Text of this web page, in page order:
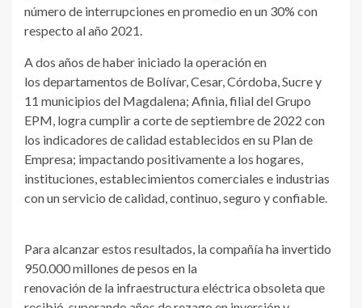
número de interrupciones en promedio en un 30% con
respecto al año 2021.
A dos años de haber iniciado la operación en
los departamentos de Bolívar, Cesar, Córdoba, Sucre y
11 municipios del Magdalena; Afinia, filial del Grupo
EPM, logra cumplir a corte de septiembre de 2022 con
los indicadores de calidad establecidos en su Plan de
Empresa; impactando positivamente a los hogares,
instituciones, establecimientos comerciales e industrias
con un servicio de calidad, continuo, seguro y confiable.
Para alcanzar estos resultados, la compañía ha invertido
950.000 millones de pesos en la
renovación de la infraestructura eléctrica obsoleta que